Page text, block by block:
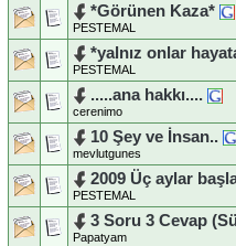
*Görünen Kaza*
PESTEMAL
*yalnız onlar
PESTEMAL
.....ana hakkı....
cerenimo
10 Şey ve İnsan..
mevlutgunes
2009 Üç aylar
PESTEMAL
3 Soru 3 Cevap
Papatyam